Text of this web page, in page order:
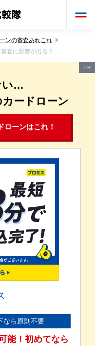
ンの審査あれこれ
査に影響が出る？
PR
い…
ードローン
ローンはこれ！
なら原則不要
能！初めてなら